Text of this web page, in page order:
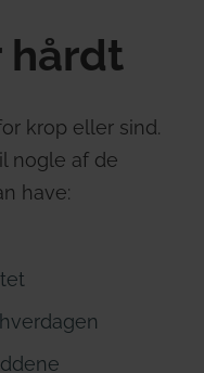
hårdt
krop eller sind.
nogle af de
have: